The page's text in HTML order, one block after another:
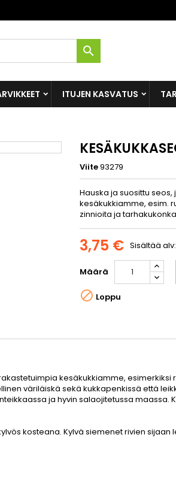

ITUJEN KASVATUS
Viite93279
Hauska ja suosittu
kesäkukkiamme, esim.
zinnioita ja
3,75 € Sisältää
Määrä
 Loppu
kesäkukkiamme, esimerkiksi
väriläiskä sekä kukkapenkissä että
ja hyvin salaojitetussa maassa.
kosteana. Kylvä siemenet rivien sijaan